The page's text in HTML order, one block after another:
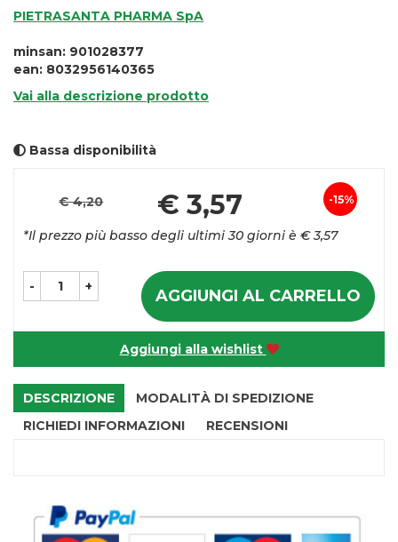
PIETRASANTA PHARMA SpA
minsan: 901028377
ean: 8032956140365
Vai alla descrizione prodotto
Bassa disponibilità
Sconto
15%
€ 4,20 € 3,57
*Il prezzo più basso degli ultimi 30 giorni è € 3,57
- + AGGIUNGI AL CARRELLO
Aggiungi alla wishlist
DESCRIZIONE
MODALITÀ DI SPEDIZIONE
RICHIEDI INFORMAZIONI
RECENSIONI